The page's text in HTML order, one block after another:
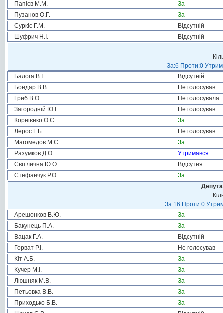
Папієв М.М.
За
Пузанов О.Г.
За
Суркіс Г.М.
Відсутній
Шуфрич Н.І.
Відсутній
За:6 Проти:0
Балога В.І.
Відсутній
Бондар В.В.
Не голосував
Гриб В.О.
Не голосувала
Загородній Ю.І.
Не голосував
Корнієнко О.С.
За
Лерос Г.Б.
Не голосував
Магомедов М.С.
За
Разумков Д.О.
Утримався
Світлична Ю.О.
Відсутня
Стефанчук Р.О.
За
За:16 Проти:0
Арешонков В.Ю.
За
Бакунець П.А.
За
Вацак Г.А.
Відсутній
Горват Р.І.
Не голосував
Кіт А.Б.
За
Кучер М.І.
За
Люшняк М.В.
За
Петьовка В.В.
За
Приходько Б.В.
За